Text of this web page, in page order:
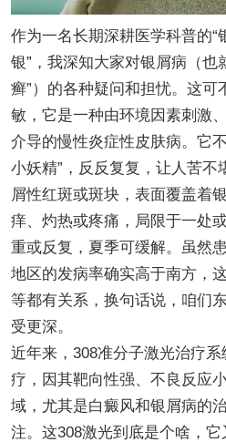
作为一名长期深耕医学科普的“
银”，我深知大家对银屑病（也
癣”）的各种疑问和担忧。这可
敏，它是一种由环境因素刺激
介导的慢性炎症性皮肤病。它
小妖精”，反反复复，让人苦不
屑性红斑或斑块，表面覆盖着
痒、灼热或疼痛，局限于一处
重或反复，夏季可缓解。虽然
地区的发病率确实高于南方，
等都有关系，换句话说，咱们
受更深。
近年来，308准分子激光治疗
疗，因其靶向性强、不良反应
域，尤其是白癜风和银屑病的
注。这308激光到底是个啥，